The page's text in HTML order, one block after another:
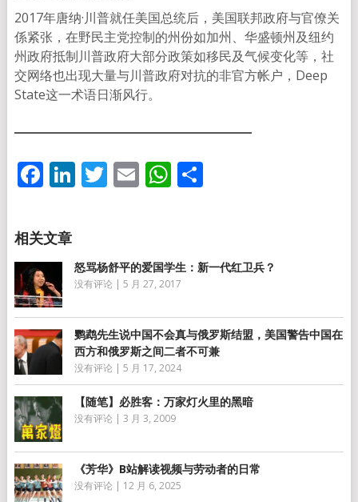
2017年唐纳·川普就任美国总统后，美国联邦政府与官僚关
係紧张，在野民主党控制的州份如加州、华盛顿州及纽约
州政府抵制川普政府大部分政策如移民及气候变化等，社
交网络也出现大量与川普政府对抗的非官方帐户，Deep
State这一术语日渐风行。
Facebook
LinkedIn
Twitter
EmailWhatsApp
分
怒骂杨舒平的爱国学生：新一代红卫兵？
没有评论 | 5 月 27, 2017
鹦鹉先生说中国不会真与俄罗斯结盟，美国警告中国在
西方和俄罗斯之间二者不可兼
没有评论 | 5 月 17, 2024
【随笔】必胜客：万家灯火里的黑暗
没有评论 | 3 月 3, 2009
《芳华》B站解读视频与劳动者的日常
没有评论 | 12 月 6, 2025